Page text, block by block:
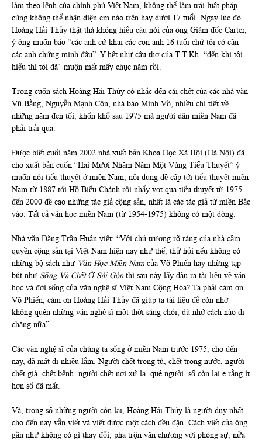
làm theo lệnh của chính phủ Việt Nam, không thể làm trái luật pháp,
cũng không thể nhận diện em nào trên hay dưới 17 tuổi. Ngay lúc đó
Hoàng Hải Thủy thật thà không hiểu câu nói của ông Giám đốc Carter,
ý ông muốn bảo “các anh cứ khai các con anh 16 tuổi chứ tôi có cần
các anh chứng minh đâu”. Y hệt như câu thơ của T.T.Kh. “đến khi tôi
hiểu thì tôi đã” muộn mất mấy chục năm rồi.
Trong cuốn sách Hoàng Hải Thủy có nhắc đến cái chết của các nhà văn
Vũ Bằng, Nguyễn Mạnh Côn, nhà báo Minh Vồ, nhiều chi tiết về
những năm đen tối, khốn khổ sau 1975 mà người dân miền Nam đã
phải trải qua.
Được biết cuối năm 2002 nhà xuất bản Khoa Học Xã Hội (Hà Nội) đã
cho xuất bản cuốn “Hai Mươi Nhăm Năm Một Vùng Tiểu Thuyết” ý
muốn nói tiểu thuyết ở miền Nam, nội dung đề cập tới tiểu thuyết miền
Nam từ 1887 tới Hồ Biểu Chánh rồi nhẩy vọt qua tiểu thuyết từ 1975
đến 2000 đề cao những tác giả cộng sản, nhất là các tác giả từ miền Bắc
vào. Tất cả văn học miền Nam (từ 1954-1975) không có một dòng.
Nhà văn Đặng Trần Huân viết: “Với chủ trương rõ ràng của nhà cầm
quyền cộng sản tại Việt Nam hiện nay như thế, thử hỏi nếu không có
những bộ sách như Văn Học Miền Nam của Võ Phiến hay những tạp
bút như Sống Và Chết Ở Sài Gòn thì sau này lấy đâu ra tài liệu về văn
học và đời sống của văn nghệ sĩ Việt Nam Cộng Hòa? Ta phải cám ơn
Võ Phiến, cám ơn Hoàng Hải Thủy đã giúp ta tài liệu để còn nhớ
không quên những văn nghệ sĩ một thời sáng chói, dù nhớ cách nào đi
chăng nữa”.
Các văn nghệ sĩ của chúng ta sống ở miền Nam trước 1975, cho đến
nay, đã mất đi nhiều lắm. Người chết trong tù, chết trong nước, người
chết già, chết bệnh, người chết nơi xứ lạ, quê người, số còn lại e rằng ít
hơn số đã mất.
Và, trong số những người còn lại, Hoàng Hải Thủy là người duy nhất
cho đến nay vẫn viết và viết được một cách đều đặn. Cách viết của ông
gần như không có gì thay đổi, pha trộn văn chương với phóng sự, nửa